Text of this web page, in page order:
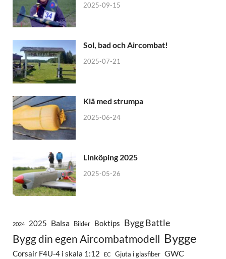
2025-09-15
Sol, bad och Aircombat!
2025-07-21
Klä med strumpa
2025-06-24
Linköping 2025
2025-05-26
2024 2025 Balsa Bilder Boktips Bygg Battle
Bygg din egen Aircombatmodell Bygge
Corsair F4U-4 i skala 1:12 EC Gjuta i glasfiber GWC